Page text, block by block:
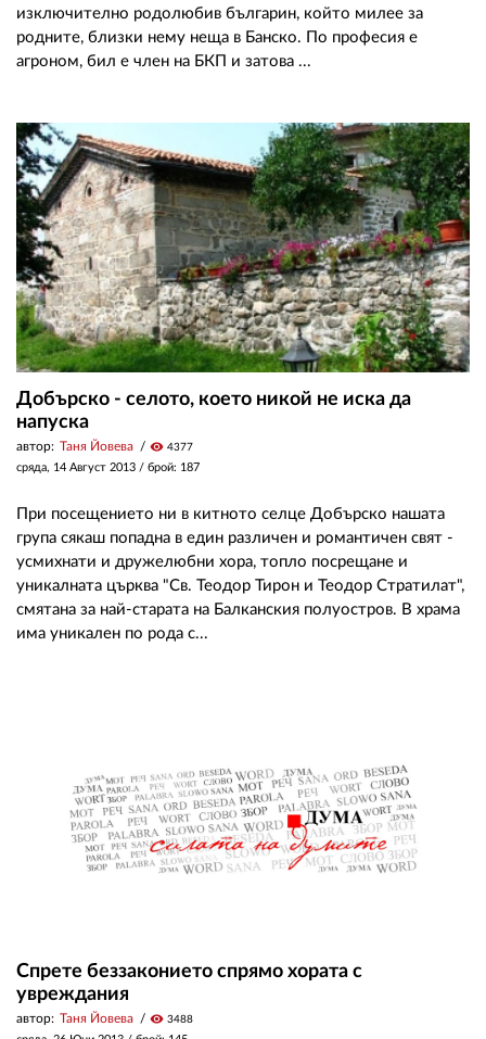
изключително родолюбив българин, който милее за
родните, близки нему неща в Банско. По професия е
агроном, бил е член на БКП и затова ...
Добърско - селото, което никой не иска да
напуска
автор: Таня Йовева visibility 4377
сряда, 14 Август 2013 / брой: 187
При посещението ни в китното селце Добърско нашата
група сякаш попадна в един различен и романтичен свят -
усмихнати и дружелюбни хора, топло посрещане и
уникалната църква "Св. Теодор Тирон и Теодор Стратилат",
смятана за най-старата на Балканския полуостров. В храма
има уникален по рода с...
Спрете беззаконието спрямо хората с
увреждания
автор: Таня Йовева visibility 3488